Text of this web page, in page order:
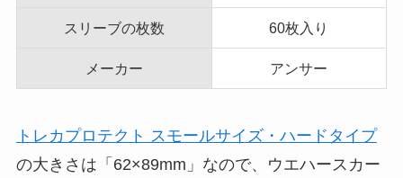
スリーブの枚数 60枚入り
メーカー アンサー
トレカプロテクト スモールサイズ・ハードタイプ
の大きさは「62×89mm」なので、ウエハースカー